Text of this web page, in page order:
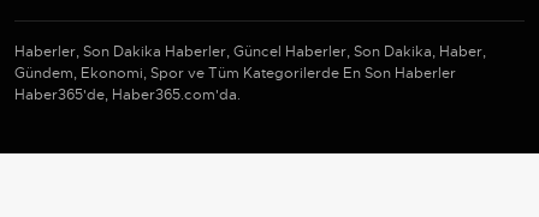
Haberler, Son Dakika Haberler, Güncel Haberler, Son Dakika, Haber,
Gündem, Ekonomi, Spor ve Tüm Kategorilerde En Son Haberler
Haber365'de, Haber365.com'da.